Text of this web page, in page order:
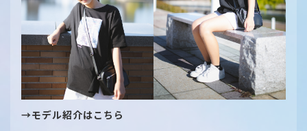
→モデル紹介はこちら